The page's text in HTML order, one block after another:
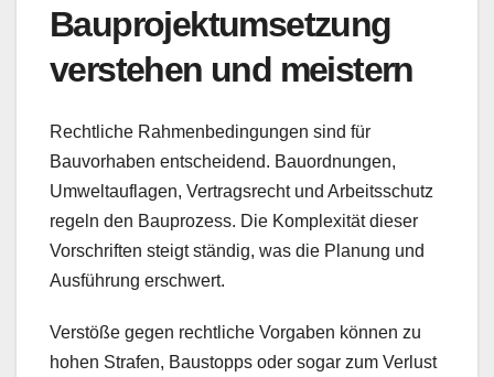
Bauprojektumsetzung
verstehen und meistern
Rechtliche Rahmenbedingungen sind für
Bauvorhaben entscheidend. Bauordnungen,
Umweltauflagen, Vertragsrecht und Arbeitsschutz
regeln den Bauprozess. Die Komplexität dieser
Vorschriften steigt ständig, was die Planung und
Ausführung erschwert.
Verstöße gegen rechtliche Vorgaben können zu
hohen Strafen, Baustopps oder sogar zum Verlust